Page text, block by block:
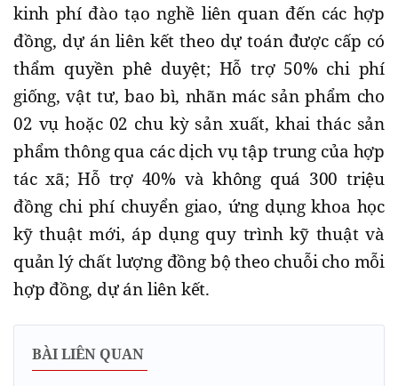
kinh phí đào tạo nghề liên quan đến các hợp
đồng, dự án liên kết theo dự toán được cấp có
thẩm quyền phê duyệt; Hỗ trợ 50% chi phí
giống, vật tư, bao bì, nhãn mác sản phẩm cho
02 vụ hoặc 02 chu kỳ sản xuất, khai thác sản
phẩm thông qua các dịch vụ tập trung của hợp
tác xã; Hỗ trợ 40% và không quá 300 triệu
đồng chi phí chuyển giao, ứng dụng khoa học
kỹ thuật mới, áp dụng quy trình kỹ thuật và
quản lý chất lượng đồng bộ theo chuỗi cho mỗi
hợp đồng, dự án liên kết.
BÀI LIÊN QUAN